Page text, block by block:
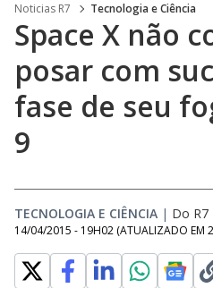
Noticias R7 Tecnologia e Ciência
Space X não
posar com
fase de seu
9
TECNOLOGIA E CIÊNCIA | Do R7
14/04/2015 - 19H02 (ATUALIZADO EM